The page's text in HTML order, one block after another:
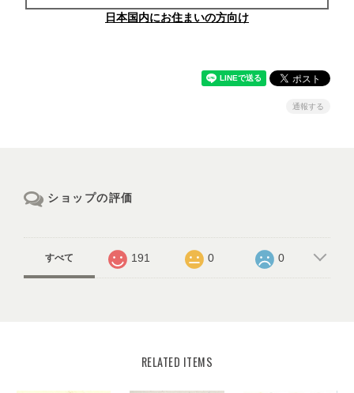
日本国内にお住まいの方向け
通報する
ショップの評価
すべて 191 0 0
RELATED ITEMS